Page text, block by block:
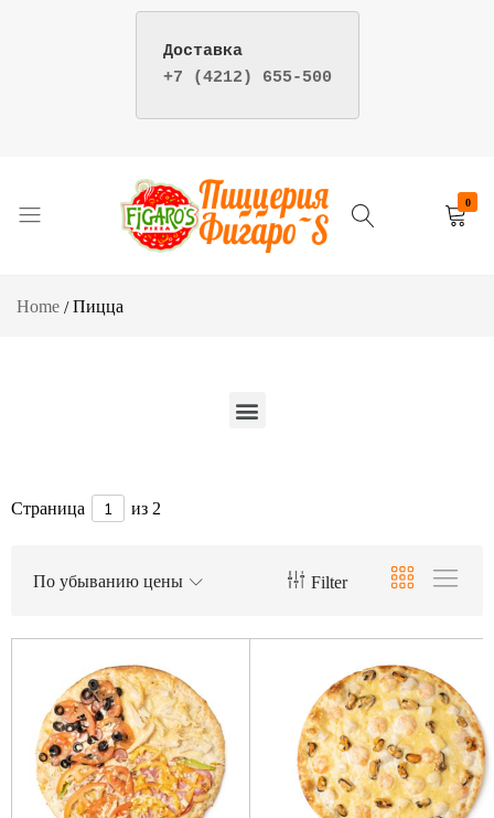
Доставка
+7 (4212) 655-500
–
доставка
0
Home Пицца
Страница из 2
Filter
По убыванию цены